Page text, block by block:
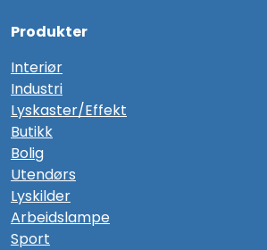
Produkter
Interiør
Industri
Lyskaster/Effekt
Butikk
Bolig
Utendørs
Lyskilder
Arbeidslampe
Sport